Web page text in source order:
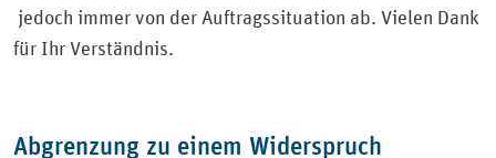
jedoch immer von der Auftragssituation ab. Vielen Dank
für Ihr Verständnis.
Abgrenzung zu einem Widerspruch